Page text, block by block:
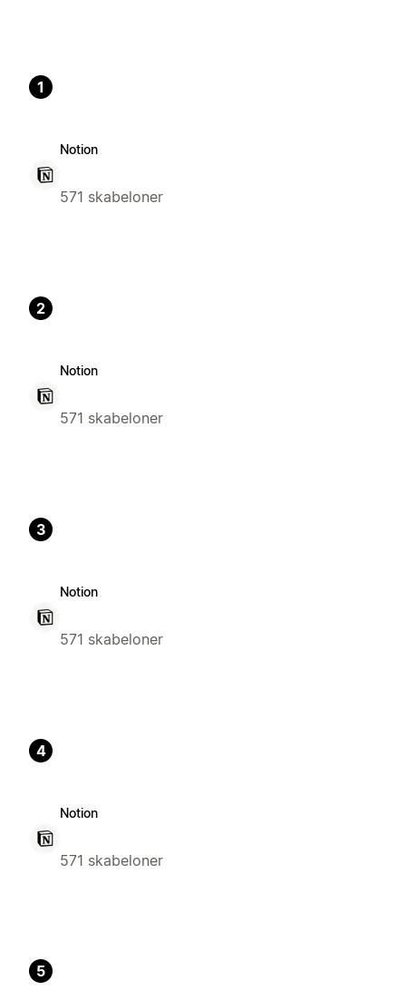
1
Notion
571 skabeloner
2
Notion
571 skabeloner
3
Notion
571 skabeloner
4
Notion
571 skabeloner
5